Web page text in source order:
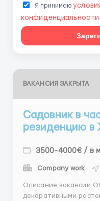
Я принимаю
конфиденциальности
ВАКАНСИЯ ЗАКРЫТА
Садовник в
резиденцию в
3500-4000€ / в
Company work
Описание вакансии Обязанности: Уход за
декоративными